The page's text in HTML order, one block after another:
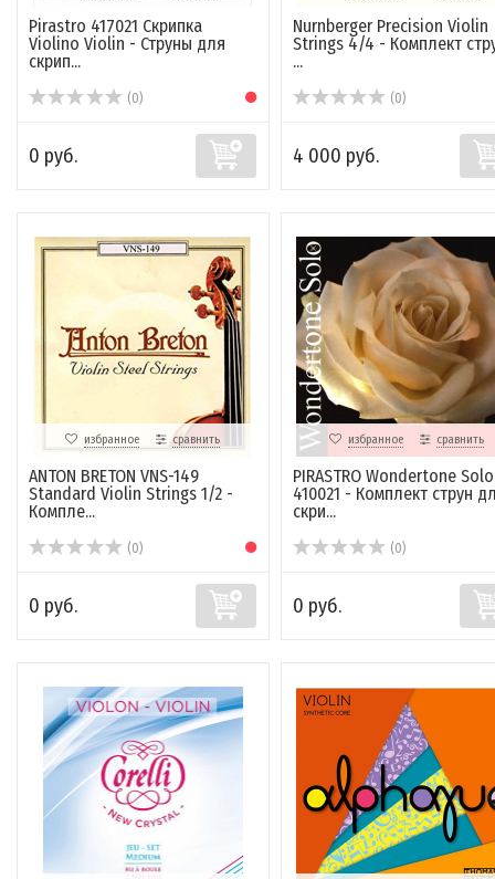
Pirastro 417021 Скрипка
Violino Violin - Струны для
скрип...
(0)
0 руб.
Nurnberger Precision Violin
Strings 4/4 - Комплект
...
(0)
4 000 руб.
избранное сравнить
ANTON BRETON VNS-149
Standard Violin Strings 1/2 -
Компле...
(0)
0 руб.
избранное сравнить
PIRASTRO Wondertone Solo
410021 - Комплект струн
скри...
(0)
0 руб.